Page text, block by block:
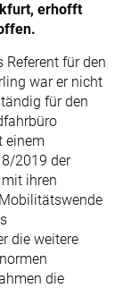
erhofft
Referent für den
war er nicht
für den
einem
2019 der
ihren
die weitere
die